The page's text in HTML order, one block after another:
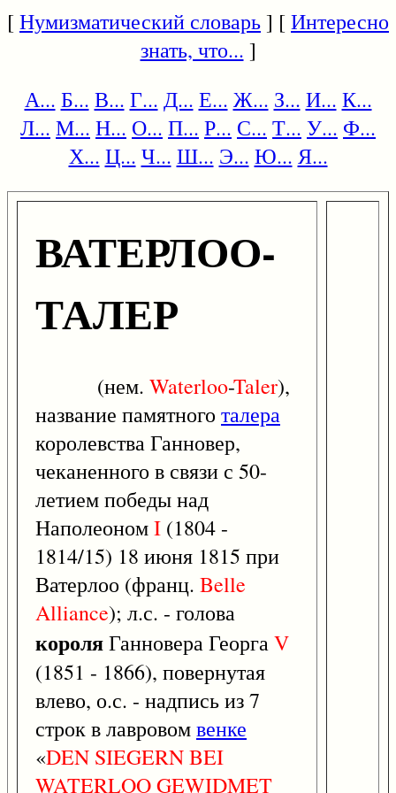
[Нумизматический словарь] [Интересно
знать, что... ]
А... Б... В... Г... Д... Е... Ж... З... И... К...
Л... М... Н... О... П... Р... С... Т... У... Ф...
Х... Ц... Ч... Ш... Э... Ю... Я...
ВАТЕРЛОО-
ТАЛЕР
(нем. Waterloo-Taler),
название памятного талера
королевства Ганновер,
чеканенного в связи с 50-
летием победы над
НаполеономI (1804 -
1814/15) 18 июня 1815 при
Ватерлоо (франц. Belle
Alliance); л.с. - голова
короляГанновера ГеоргаV
(1851 - 1866), повернутая
влево, о.с. - надпись из 7
строк в лавровомвенке
«DEN SIEGERNBEI
WATERLOOGEWIDMET